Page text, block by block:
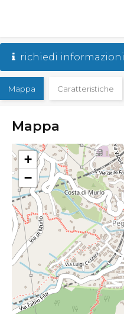
richiedi informazioni
Mappa Caratteristiche
Mappa
+
−